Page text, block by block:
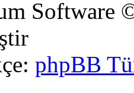
Software
phpBB